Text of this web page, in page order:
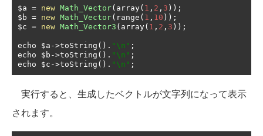
$a = new Math_Vector( array( 1 , 2 , 3 ));
$b = new Math_Vector( range ( 1 , 10 ));
$c = new Math_Vector3 ( array( 1 , 2 , 3 ));
echo $a ->toString (). "\n" ;
echo $b ->toString (). "\n" ;
echo $c ->toString (). "\n" ;
実行すると、生成したベクトルが文字列になって表示
されます。